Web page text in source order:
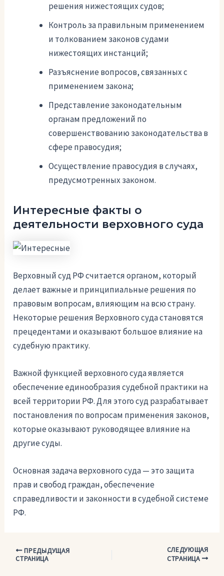
решения нижестоящих судов;
Контроль за правильным применением
и толкованием законов судами
нижестоящих инстанций;
Разъяснение вопросов, связанных с
применением закона;
Представление законодательным
органам предложений по
совершенствованию законодательства в
сфере правосудия;
Осуществление правосудия в случаях,
предусмотренных законом.
Интересные факты о
деятельности верховного суда
Верховный суд РФ считается органом, который
делает важные и принципиальные решения по
правовым вопросам, влияющим на всю страну.
Некоторые решения Верховного суда становятся
прецедентами и оказывают большое влияние на
судебную практику.
Важной функцией верховного суда является
обеспечение единообразия судебной практики на
всей территории РФ. Для этого суд разрабатывает
постановления по вопросам применения законов,
которые оказывают руководящее влияние на
другие суды.
Основная задача верховного суда — это защита
прав и свобод граждан, обеспечение
справедливости и законности в судебной системе
РФ.
Навигация
ПРЕДЫДУЩАЯ
СТРАНИЦА
СЛЕДУЮЩАЯ
СТРАНИЦА